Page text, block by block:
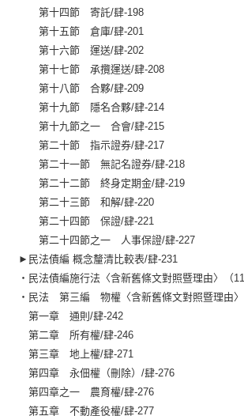
第十四節 寄託/肆-198
第十五節 倉庫/肆-201
第十六節 運送/肆-202
第十七節 承攬運送/肆-208
第十八節 合夥/肆-209
第十九節 隱名合夥/肆-214
第十九節之一 合會/肆-215
第二十節 指示證券/肆-217
第二十一節 無記名證券/肆-218
第二十二節 終身定期金/肆-219
第二十三節 和解/肆-220
第二十四節 保證/肆-221
第二十四節之一 人事保證/肆-227
►民法債編 概念釐清比較表/肆-231
‧民法債編施行法〈含新舊條文對照暨理由〉（
‧民法 第三編 物權〈含新舊條文對照暨理由〉
第一章 通則/肆-242
第二章 所有權/肆-246
第三章 地上權/肆-271
第四章 永佃權（刪除）/肆-276
第四章之一 農育權/肆-276
第五章 不動產役權/肆-277